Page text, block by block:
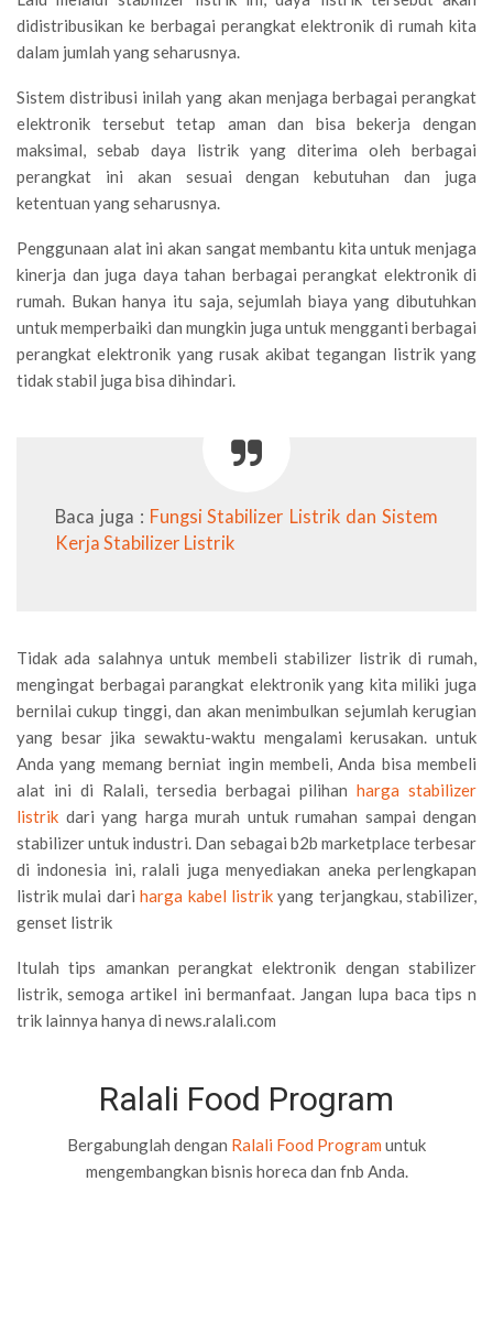
didistribusikan ke berbagai perangkat elektronik di rumah kita
dalam jumlah yang seharusnya.
Sistem distribusi inilah yang akan menjaga berbagai perangkat
elektronik tersebut tetap aman dan bisa bekerja dengan
maksimal, sebab daya listrik yang diterima oleh berbagai
perangkat ini akan sesuai dengan kebutuhan dan juga
ketentuan yang seharusnya.
Penggunaan alat ini akan sangat membantu kita untuk menjaga
kinerja dan juga daya tahan berbagai perangkat elektronik di
rumah. Bukan hanya itu saja, sejumlah biaya yang dibutuhkan
untuk memperbaiki dan mungkin juga untuk mengganti berbagai
perangkat elektronik yang rusak akibat tegangan listrik yang
tidak stabil juga bisa dihindari.
Baca juga : Fungsi Stabilizer Listrik dan Sistem
Kerja Stabilizer Listrik
Tidak ada salahnya untuk membeli stabilizer listrik di rumah,
mengingat berbagai parangkat elektronik yang kita miliki juga
bernilai cukup tinggi, dan akan menimbulkan sejumlah kerugian
yang besar jika sewaktu-waktu mengalami kerusakan. untuk
Anda yang memang berniat ingin membeli, Anda bisa membeli
alat ini di Ralali, tersedia berbagai pilihan harga stabilizer
listrik dari yang harga murah untuk rumahan sampai dengan
stabilizer untuk industri. Dan sebagai b2b marketplace terbesar
di indonesia ini, ralali juga menyediakan aneka perlengkapan
listrik mulai dariharga kabel listrikyang terjangkau, stabilizer,
genset listrik
Itulah tips amankan perangkat elektronik dengan stabilizer
listrik, semoga artikel ini bermanfaat. Jangan lupa baca tips n
trik lainnya hanya di news.ralali.com
Ralali Food Program
Bergabunglah dengan Ralali Food Program untuk
mengembangkan bisnis horeca dan fnb Anda.